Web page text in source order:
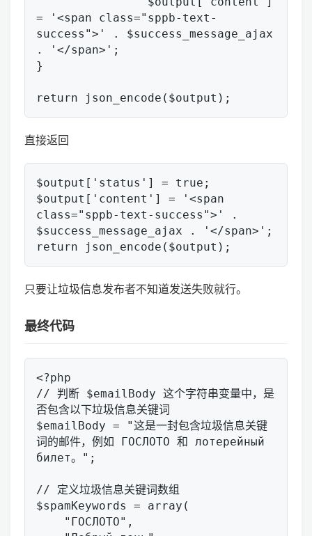
= '<span class="sppb-text-
success">' . $success_message_ajax
. '</span>';
}
直接返回
$output['status'] = true;
$output['content'] = '<span
class="sppb-text-success">' .
$success_message_ajax . '</span>';
只要让垃圾信息发布者不知道发送失败就行。
最终代码
<?php
// 判断 $emailBody 这个字符串变量中，是
否包含以下垃圾信息关键词
$emailBody = "这是一封包含垃圾信息关键
词的邮件，例如 ГОСЛОТО 和 лотерейный
билет。";
// 定义垃圾信息关键词数组
$spamKeywords = array(